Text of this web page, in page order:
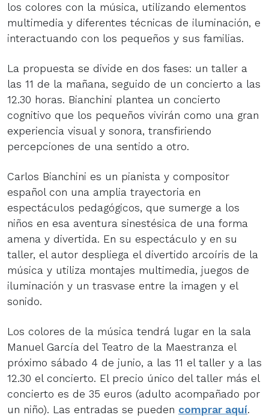
los colores con la música, utilizando elementos
multimedia y diferentes técnicas de iluminación, e
interactuando con los pequeños y sus familias.
La propuesta se divide en dos fases: un taller a
las 11 de la mañana, seguido de un concierto a las
12.30 horas. Bianchini plantea un concierto
cognitivo que los pequeños vivirán como una gran
experiencia visual y sonora, transfiriendo
percepciones de una sentido a otro.
Carlos Bianchini es un pianista y compositor
español con una amplia trayectoria en
espectáculos pedagógicos, que sumerge a los
niños en esa aventura sinestésica de una forma
amena y divertida. En su espectáculo y en su
taller, el autor despliega el divertido arcoíris de la
música y utiliza montajes multimedia, juegos de
iluminación y un trasvase entre la imagen y el
sonido.
Los colores de la música tendrá lugar en la sala
Manuel García del Teatro de la Maestranza el
próximo sábado 4 de junio, a las 11 el taller y a las
12.30 el concierto. El precio único del taller más el
concierto es de 35 euros (adulto acompañado por
un niño). Las entradas se pueden comprar aquí.